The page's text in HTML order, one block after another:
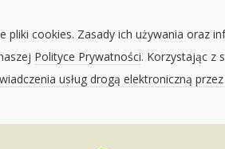
pliki cookies. Zasady ich używania oraz
Polityce Prywatności. Korzystając z
usług drogą elektroniczną